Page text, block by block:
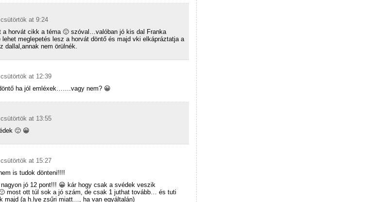
at 9:24
horvát cikk a téma 🙂 szóval…valóban jó kis dal Franka
lehet meglepetés lesz a horvát döntő és majd vki elkápráztatja a
dallal,annak nem örülnék.
at 12:39
ha jól emléxek…….vagy nem? 😀
at 13:55
🙂 😀
at 15:27
is tudok dönteni!!!!
jó 12 pont!!! 😀 kár hogy csak a svédek veszik
most ott túl sok a jó szám, de csak 1 juthat tovább… és tuti
majd (a h.lye zsűri miatt…, ha van egyáltalán)